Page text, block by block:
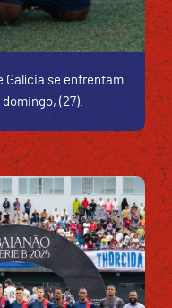
Galícia se enfrentam
(27).